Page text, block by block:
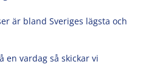
är bland Sveriges lägsta och
en vardag så skickar vi